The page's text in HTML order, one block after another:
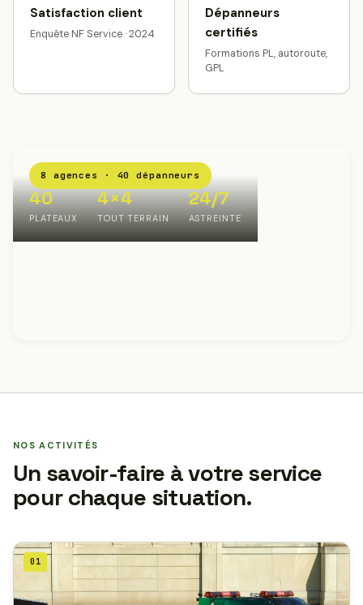
Satisfaction client
Enquête NF Service · 2024
Dépanneurs
certifiés
Formations PL, autoroute,
GPL
8 agences · 40 dépanneurs
40
PLATEAUX
4×4
TOUT TERRAIN
24/7
ASTREINTE
NOS ACTIVITÉS
Un savoir-faire à votre service
pour chaque situation.
01